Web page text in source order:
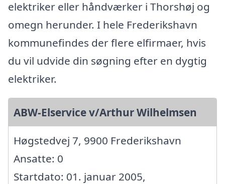
elektriker eller håndværker i Thorshøj og
omegn herunder. I hele Frederikshavn
kommunefindes der flere elfirmaer, hvis
du vil udvide din søgning efter en dygtig
elektriker.
ABW-Elservice v/Arthur Wilhelmsen
Høgstedvej 7, 9900 Frederikshavn
Ansatte: 0
Startdato: 01. januar 2005,